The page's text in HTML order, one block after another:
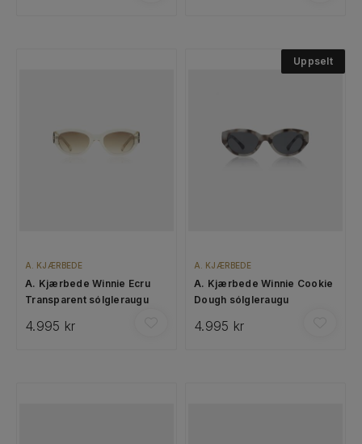
A. KJÆRBEDE
A. Kjærbede Winnie Ecru
Transparent sólgleraugu
4.995 kr
Uppselt
A. KJÆRBEDE
A. Kjærbede Winnie Cookie
Dough sólgleraugu
4.995 kr